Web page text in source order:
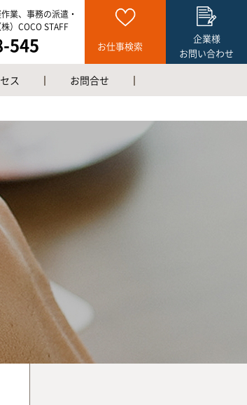
業、事務の派遣・
）COCO STAFF
545 お仕事検索
企業様
お問い合わせ
ス お問合せ